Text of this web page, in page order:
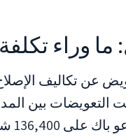
وراء
عن تكاليف
التعويضات بين